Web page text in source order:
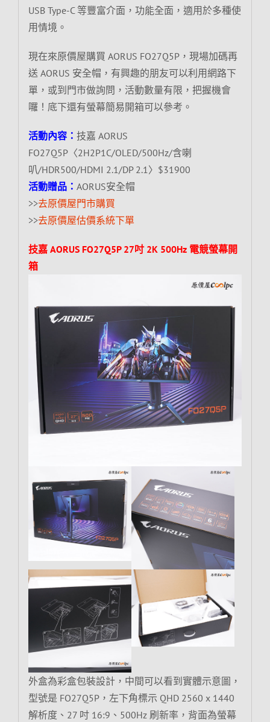
USB Type-C 等豐富介面，功能全面，適用於多種使
用情境。
現在來原價屋購買 AORUS FO27Q5P，現場加碼再
送 AORUS 安全帽，有興趣的朋友可以利用網路下
單，或到門市做詢問，活動數量有限，把握機會
囉！底下還有螢幕簡易開箱可以參考。
活動內容： 技嘉 AORUS
FO27Q5P〈2H2P1C/OLED/500Hz/含喇
叭/HDR500/HDMI 2.1/DP 2.1〉$31900
活動贈品： AORUS安全帽
>>去原價屋門市購買
>>去原價屋估價系統下單
技嘉 AORUS FO27Q5P 27吋 2K 500Hz 電競螢幕開
箱
外盒為彩盒包裝設計，中間可以看到實體示意圖，
型號是 FO27Q5P，左下角標示 QHD 2560 x 1440
解析度、27 吋 16:9、500Hz 刷新率，背面為螢幕